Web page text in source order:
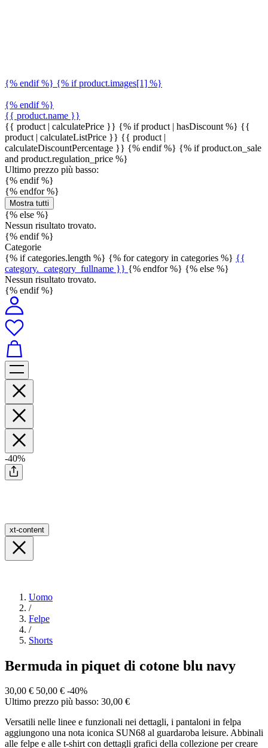
{% endif %} {% if product.images[1] %}
{% endif %}
{{ product.name }}
{{ product | calculatePrice }} {% if product | hasDiscount %} {{
product | calculateListPrice }} {{ product |
calculateDiscountPercentage }} {% endif %} {% if product.on_sale
and product.regulation_price %}
Ultimo prezzo più basso:
{% endif %}
{% endfor %}
Mostra tutti
{% else %}
Nessun risultato trovato.
{% endif %}
Categorie
{% if categories.length %} {% for category in categories %} {{
category._category_fullname }} {% endfor %} {% else %}
Nessun risultato trovato.
{% endif %}
-40%
xt-content
Uomo
/
Felpe
/
Shorts
Bermuda in piquet di cotone blu navy
30,00 € 50,00 € -40%
Ultimo prezzo più basso: 30,00 €
Versatili nelle linee e funzionali nei dettagli, i pantaloni in felpa
aggiungono una nota iconica SUN68 al guardaroba leisure. Abbinali
alle felpe e alle t-shirt con dettagli grafici della collezione per creare